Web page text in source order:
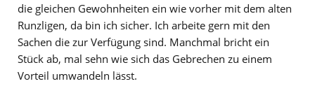
die gleichen Gewohnheiten ein wie vorher mit dem alten
Runzligen, da bin ich sicher. Ich arbeite gern mit den
Sachen die zur Verfügung sind. Manchmal bricht ein
Stück ab, mal sehn wie sich das Gebrechen zu einem
Vorteil umwandeln lässt.